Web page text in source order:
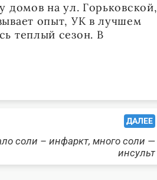
домов на ул. Горьковской,
опыт, УК в лучшем
теплый сезон. В
ДАЛЕЕ
соли – инфаркт, много соли —
инсульт